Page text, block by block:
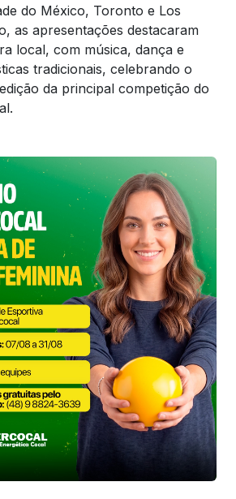
do México, Toronto e Los
as apresentações destacaram
local, com música, dança e
tradicionais, celebrando o
da principal competição do